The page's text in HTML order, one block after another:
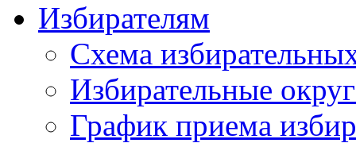
Избирателям
Схема
Избирательные
График приема